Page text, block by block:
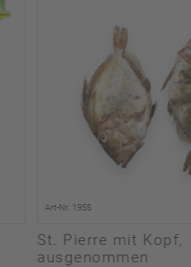
Art-Nr. 1955
St. Pierre mit Kopf,
ausgenommen